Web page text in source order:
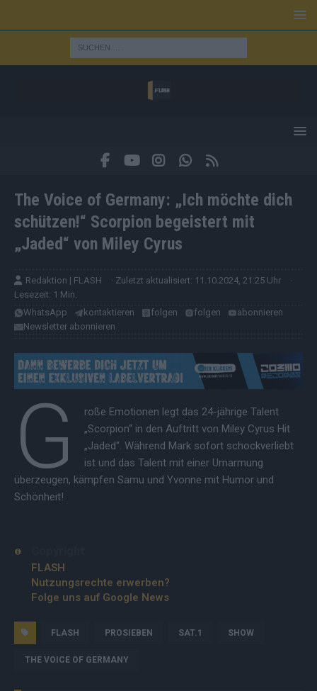
The Voice of Germany: „Ich möchte dich
schützen!“ Scorpion begeistert mit
„Jaded“ von Miley Cyrus
Redaktion | FLASH · Zuletzt aktualisiert: 11.10.2024, 21:25 Uhr
·
Lesezeit: 1 Min.
WhatsApp
kontaktieren folgen folgen
abonnieren
Newsletter abonnieren
G
roße Emotionen legt das 24-jährige Talent
„Scorpion“ in den Auftritt von Miley Cyrus Hit
„Jaded“. Während Mark sofort schockverliebt
ist und das Talent mit einer Umarmung
überzeugen, kämpfen Samu und Yvonne mit Humor und
Schönheit!
FLASH
Nutzungsrechte erwerben?
Folge uns auf Google News
FLASH PROSIEBEN SAT.1 SHOW
THE VOICE OF GERMANY